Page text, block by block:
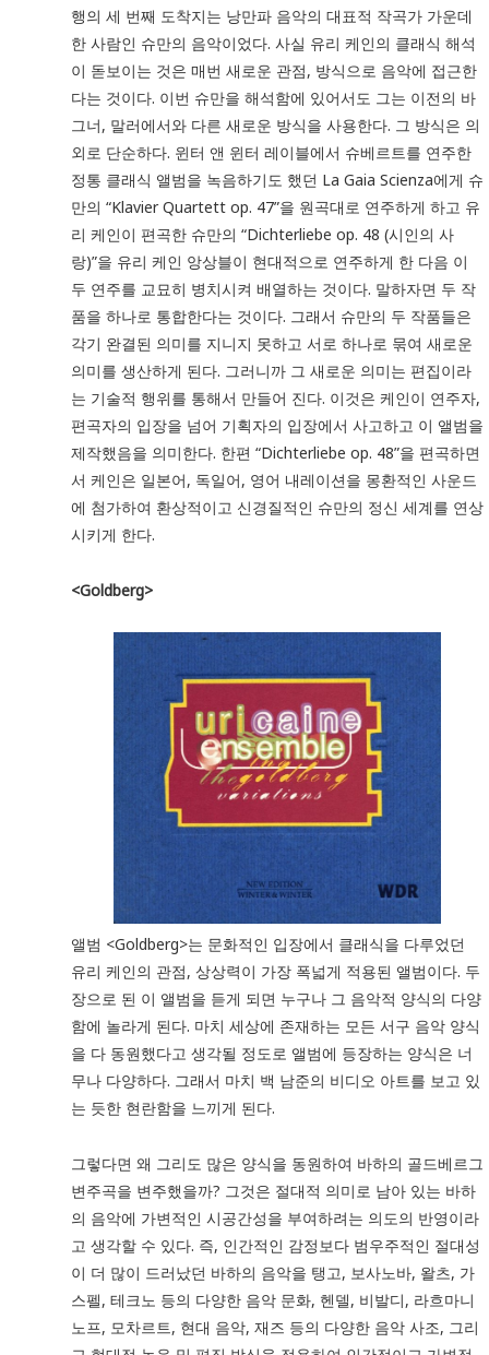
행의 세 번째 도착지는 낭만파 음악의 대표적 작곡가 가운데
한 사람인 슈만의 음악이었다. 사실 유리 케인의 클래식 해석
이 돋보이는 것은 매번 새로운 관점, 방식으로 음악에 접근한
다는 것이다. 이번 슈만을 해석함에 있어서도 그는 이전의 바
그너, 말러에서와 다른 새로운 방식을 사용한다. 그 방식은 의
외로 단순하다. 윈터 앤 윈터 레이블에서 슈베르트를 연주한
정통 클래식 앨범을 녹음하기도 했던 La Gaia Scienza에게 슈
만의 “Klavier Quartett op. 47”을 원곡대로 연주하게 하고 유
리 케인이 편곡한 슈만의 “Dichterliebe op. 48 (시인의 사
랑)”을 유리 케인 앙상블이 현대적으로 연주하게 한 다음 이
두 연주를 교묘히 병치시켜 배열하는 것이다. 말하자면 두 작
품을 하나로 통합한다는 것이다. 그래서 슈만의 두 작품들은
각기 완결된 의미를 지니지 못하고 서로 하나로 묶여 새로운
의미를 생산하게 된다. 그러니까 그 새로운 의미는 편집이라
는 기술적 행위를 통해서 만들어 진다. 이것은 케인이 연주자,
편곡자의 입장을 넘어 기획자의 입장에서 사고하고 이 앨범을
제작했음을 의미한다. 한편 “Dichterliebe op. 48”을 편곡하면
서 케인은 일본어, 독일어, 영어 내레이션을 몽환적인 사운드
에 첨가하여 환상적이고 신경질적인 슈만의 정신 세계를 연상
시키게 한다.
<Goldberg>
앨범 <Goldberg>는 문화적인 입장에서 클래식을 다루었던
유리 케인의 관점, 상상력이 가장 폭넓게 적용된 앨범이다. 두
장으로 된 이 앨범을 듣게 되면 누구나 그 음악적 양식의 다양
함에 놀라게 된다. 마치 세상에 존재하는 모든 서구 음악 양식
을 다 동원했다고 생각될 정도로 앨범에 등장하는 양식은 너
무나 다양하다. 그래서 마치 백 남준의 비디오 아트를 보고 있
는 듯한 현란함을 느끼게 된다.
그렇다면 왜 그리도 많은 양식을 동원하여 바하의 골드베르그
변주곡을 변주했을까? 그것은 절대적 의미로 남아 있는 바하
의 음악에 가변적인 시공간성을 부여하려는 의도의 반영이라
고 생각할 수 있다. 즉, 인간적인 감정보다 범우주적인 절대성
이 더 많이 드러났던 바하의 음악을 탱고, 보사노바, 왈츠, 가
스펠, 테크노 등의 다양한 음악 문화, 헨델, 비발디, 라흐마니
노프, 모차르트, 현대 음악, 재즈 등의 다양한 음악 사조, 그리